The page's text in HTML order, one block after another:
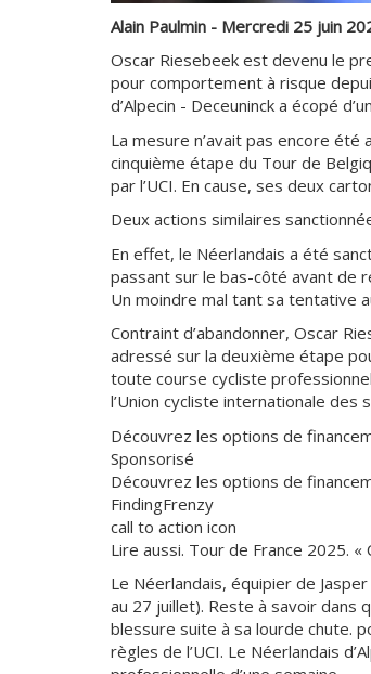
Alain Paulmin - Mercredi 25 juin
Oscar Riesebeek est devenu le
pour comportement à risque
d’Alpecin - Deceuninck a écopé
La mesure n’avait pas encore
cinquième étape du Tour de
par l’UCI. En cause, ses deux
Deux actions similaires
En effet, le Néerlandais a été
passant sur le bas-côté avant de
Un moindre mal tant sa tentative
Contraint d’abandonner, Oscar
adressé sur la deuxième étape
toute course cycliste
l’Union cycliste internationale des
Découvrez les options de
Sponsorisé
Découvrez les options de
FindingFrenzy
call to action icon
Lire aussi. Tour de France 2025.
Le Néerlandais, équipier de
au 27 juillet). Reste à savoir dans
blessure suite à sa lourde chute.
règles de l’UCI. Le Néerlandais